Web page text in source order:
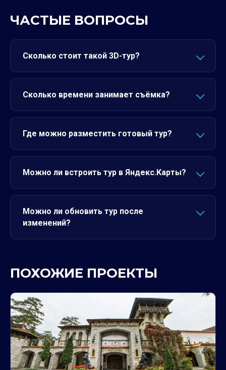
ЧАСТЫЕ ВОПРОСЫ
Сколько стоит такой 3D-тур?
Сколько времени занимает съёмка?
Где можно разместить готовый тур?
Можно ли встроить тур в Яндекс.Карты?
Можно ли обновить тур после
изменений?
ПОХОЖИЕ ПРОЕКТЫ